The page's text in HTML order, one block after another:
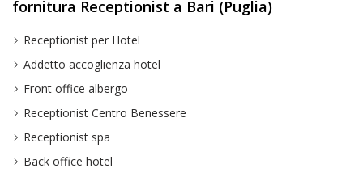
fornitura Receptionist a Bari (Puglia)
Receptionist per Hotel
Addetto accoglienza hotel
Front office albergo
Receptionist Centro Benessere
Receptionist spa
Back office hotel